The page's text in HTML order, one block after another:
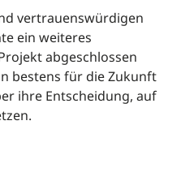
vertrauenswürdigen
ein weiteres
abgeschlossen
bestens für die Zukunft
ihre Entscheidung, auf